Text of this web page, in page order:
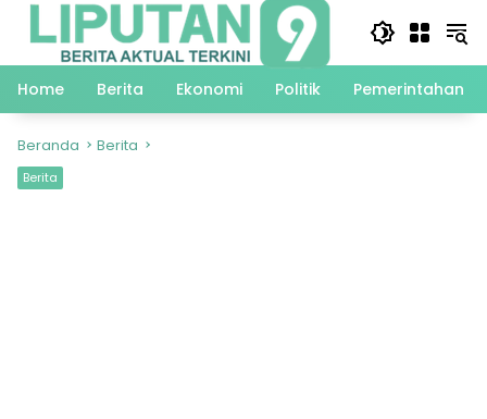
Langsung
Home
Berita Ekonomi Politik Pemerintahan
Beranda Berita
Berita